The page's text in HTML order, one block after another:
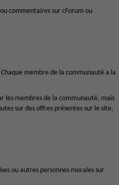
commentaires sur cForum ou
membre de la communauté a la
les membres de la communauté, mais
sur des offres présentes sur le site,
ou autres personnes morales sur